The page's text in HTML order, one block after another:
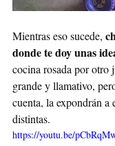
Mientras eso sucede,
donde te doy unas
cocina rosada por otro
grande y llamativo,
cuenta, la expondrán a
distintas.
https://youtu.be/